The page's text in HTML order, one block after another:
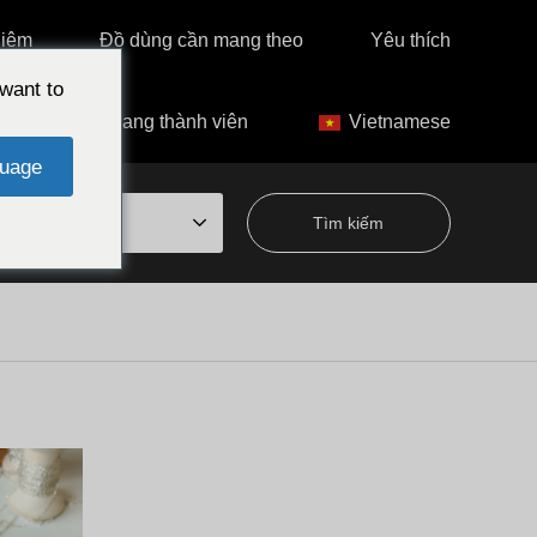
Đồ dùng cần mang theo Yêu thích
Trang thành viên Vietnamese
to